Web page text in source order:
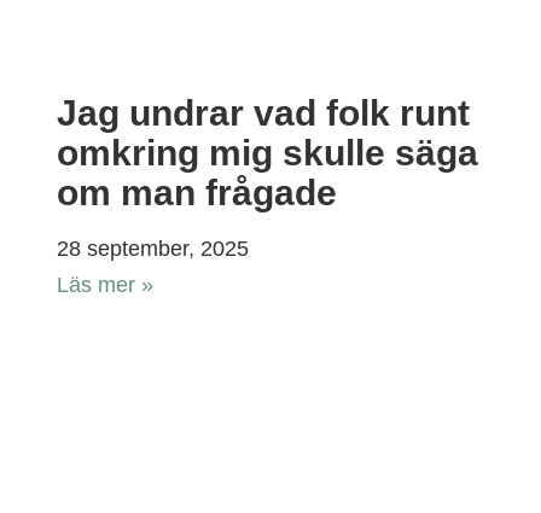
Jag undrar vad folk runt
omkring mig skulle säga
om man frågade
28 september, 2025
Läs mer »